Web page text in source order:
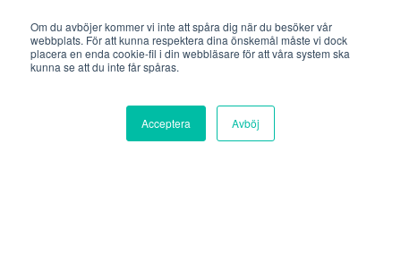
Om du avböjer kommer vi inte att spåra dig när du besöker vår
webbplats. För att kunna respektera dina önskemål måste vi dock
placera en enda cookie-fil i din webbläsare för att våra system ska
kunna se att du inte får spåras.
Acceptera Avböj
november 2021
oktober 2021